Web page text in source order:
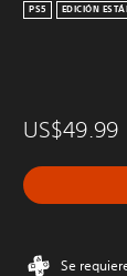
PS5 EDICIÓN
US$49.99
Se